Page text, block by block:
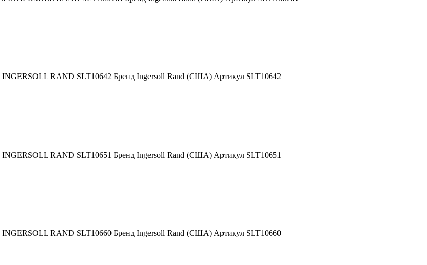
RAND SLT10642 Бренд Ingersoll Rand (США) Артикул SLT10642
RAND SLT10651 Бренд Ingersoll Rand (США) Артикул SLT10651
RAND SLT10660 Бренд Ingersoll Rand (США) Артикул SLT10660